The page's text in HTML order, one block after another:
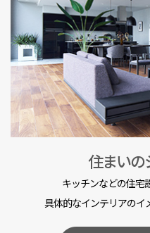
住まいの
キッチンなどの住宅
具体的なインテリアのイ